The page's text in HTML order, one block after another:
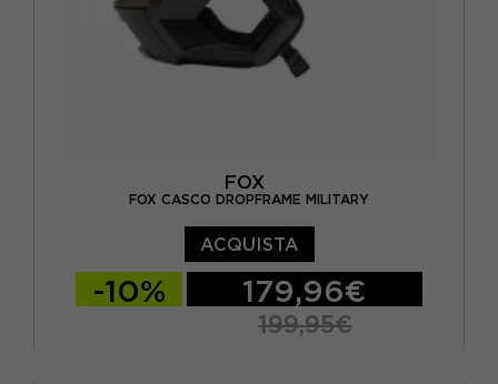
FOX
FOX CASCO DROPFRAME MILITARY
ACQUISTA
-10% 179,96€
199,95€